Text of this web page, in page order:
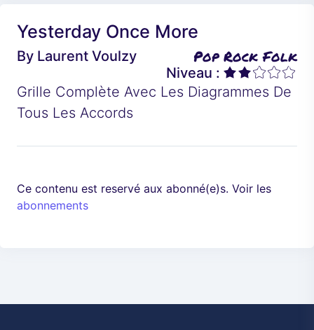
n
t
d
e
n
Yesterday Once More
By Laurent Voulzy Pop Rock Folk
Niveau :
Grille Complète Avec Les Diagrammes De
Tous Les Accords
Ce contenu est reservé aux abonné(e)s. Voir les
abonnements